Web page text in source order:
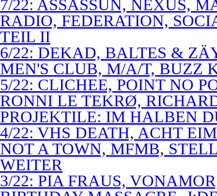
7/22: ASSASSUN, NEXUS,
RADIO, FEDERATION,
TEIL II
6/22: DEKAD, BALTES &
MEN'S CLUB, M/A/T, BUZZ
5/22: CLICHEE, POINT NO
RONNI LE TEKRØ,
PROJEKTILE: IM HALBEN
4/22: VHS DEATH, ACHT
NOT A TOWN, MFMB,
WEITER
3/22: PIA FRAUS,